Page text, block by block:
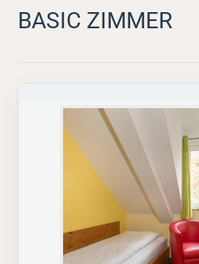
BASIC ZIMMER